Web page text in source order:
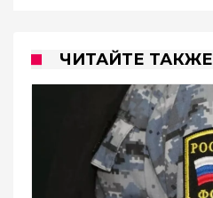
ЧИТАЙТЕ ТАКЖЕ